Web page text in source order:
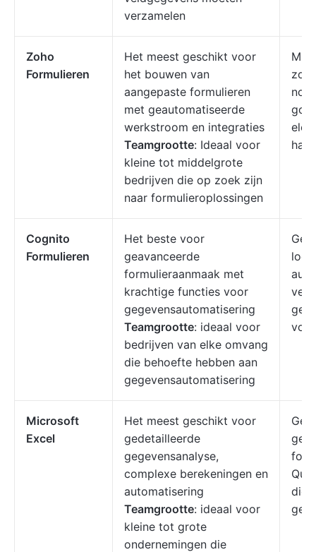
verzamelen
Zoho
Formulieren
Het meest geschikt voor
het bouwen van
aangepaste formulieren
met geautomatiseerde
werkstroom en integraties
Teamgrootte: Ideaal voor
kleine tot middelgrote
bedrijven die op zoek zijn
naar formulieroplossingen
Cognito
Formulieren
Het beste voor
geavanceerde
formulieraanmaak met
krachtige functies voor
gegevensautomatisering
Teamgrootte: ideaal voor
bedrijven van elke omvang
die behoefte hebben aan
gegevensautomatisering
Microsoft
Excel
Het meest geschikt voor
gedetailleerde
gegevensanalyse,
complexe berekeningen en
automatisering
Teamgrootte: ideaal voor
kleine tot grote
ondernemingen die